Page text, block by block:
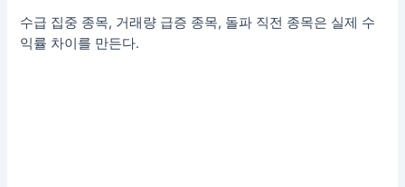
수급 집중 종목, 거래량 급증 종목, 돌파 직전 종목은 실제 수
익률 차이를 만든다.